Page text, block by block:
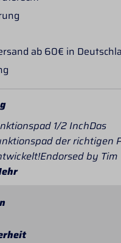
ab 60€ in
1/2 InchDas
der richtigen
by Tim